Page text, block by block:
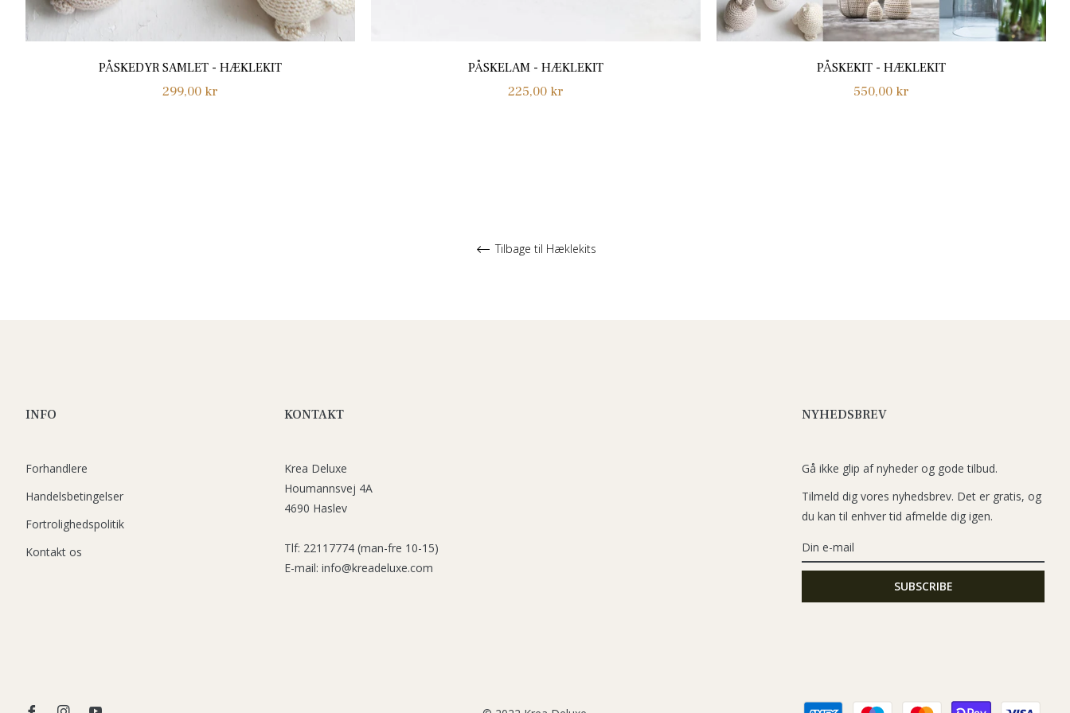
PÅSKEDYR SAMLET - HÆKLEKIT
Normalpris
299,00 kr
PÅSKELAM - HÆKLEKIT
Normalpris
225,00 kr
PÅSKEKIT - HÆKLEKIT
Normalpris
550,00 kr
Tilbage til Hæklekits
INFO
Forhandlere
Handelsbetingelser
Fortrolighedspolitik
Kontakt os
KONTAKT
Krea Deluxe
Houmannsvej 4A
4690 Haslev
Tlf: 22117774 (man-fre 10-15)
E-mail: info@kreadeluxe.com
NYHEDSBREV
Gå ikke glip af nyheder og gode tilbud.
Tilmeld dig vores nyhedsbrev. Det er gratis, og
du kan til enhver tid afmelde dig igen.
Ins You